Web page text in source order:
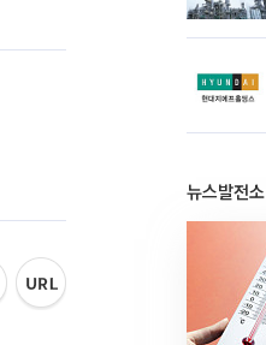
뉴스발전소